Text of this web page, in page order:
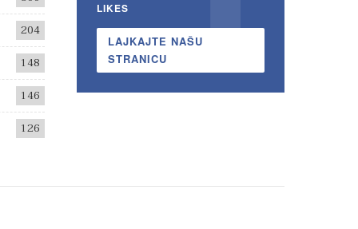
204
148
146
126
LIKES
LAJKAJTE NAŠU
STRANICU